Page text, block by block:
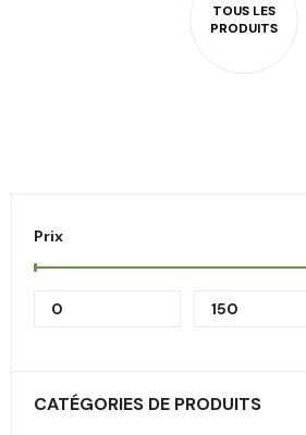
Prix
CATÉGORIES DE PRODUITS